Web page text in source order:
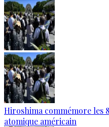
Hiroshima commémore les
atomique américain